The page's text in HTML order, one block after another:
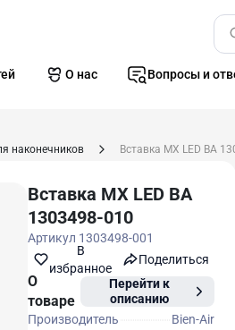
О нас Вопросы и
наконечников Вставка MX LED ВА
Вставка MX LED ВА
1303498-010
Артикул 1303498-001
В
избранноe
Поделиться
О
товаре
Перейти к
описанию
Производитель
Bien-Air